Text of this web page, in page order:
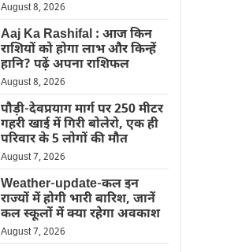
August 8, 2026
Aaj Ka Rashifal : आज किन
राशियों को होगा लाभ और किन्हें
हानि? पढ़ें अपना राशिफल
August 8, 2026
पौड़ी-देवप्रयाग मार्ग पर 250 मीटर
गहरी खाई में गिरी बोलेरो, एक ही
परिवार के 5 लोगों की मौत
August 7, 2026
Weather-update-कल इन
राज्यों में होगी भारी बारिश, जानें
कल स्कूलों में क्या रहेगा अवकाश
August 7, 2026